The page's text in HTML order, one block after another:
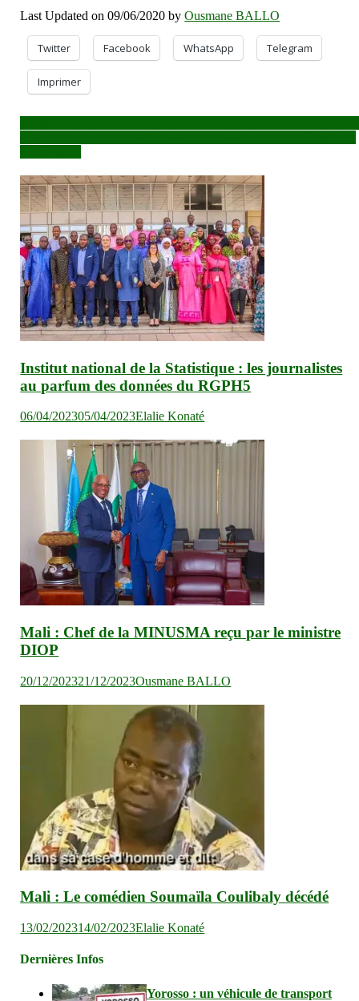
Last Updated on 09/06/2020 byOusmane BALLO
Twitter Facebook WhatsApp Telegram
Imprimer
Navigation
de
Institut national de la Statistique : les journalistes
au parfum des données du RGPH5
06/04/202305/04/2023Elalie Konaté
Mali : Chef de la MINUSMA reçu par le ministre
DIOP
20/12/202321/12/2023Ousmane BALLO
Mali : Le comédien Soumaïla Coulibaly décédé
13/02/202314/02/2023Elalie Konaté
Dernières Infos
Yorosso : un véhicule de transport